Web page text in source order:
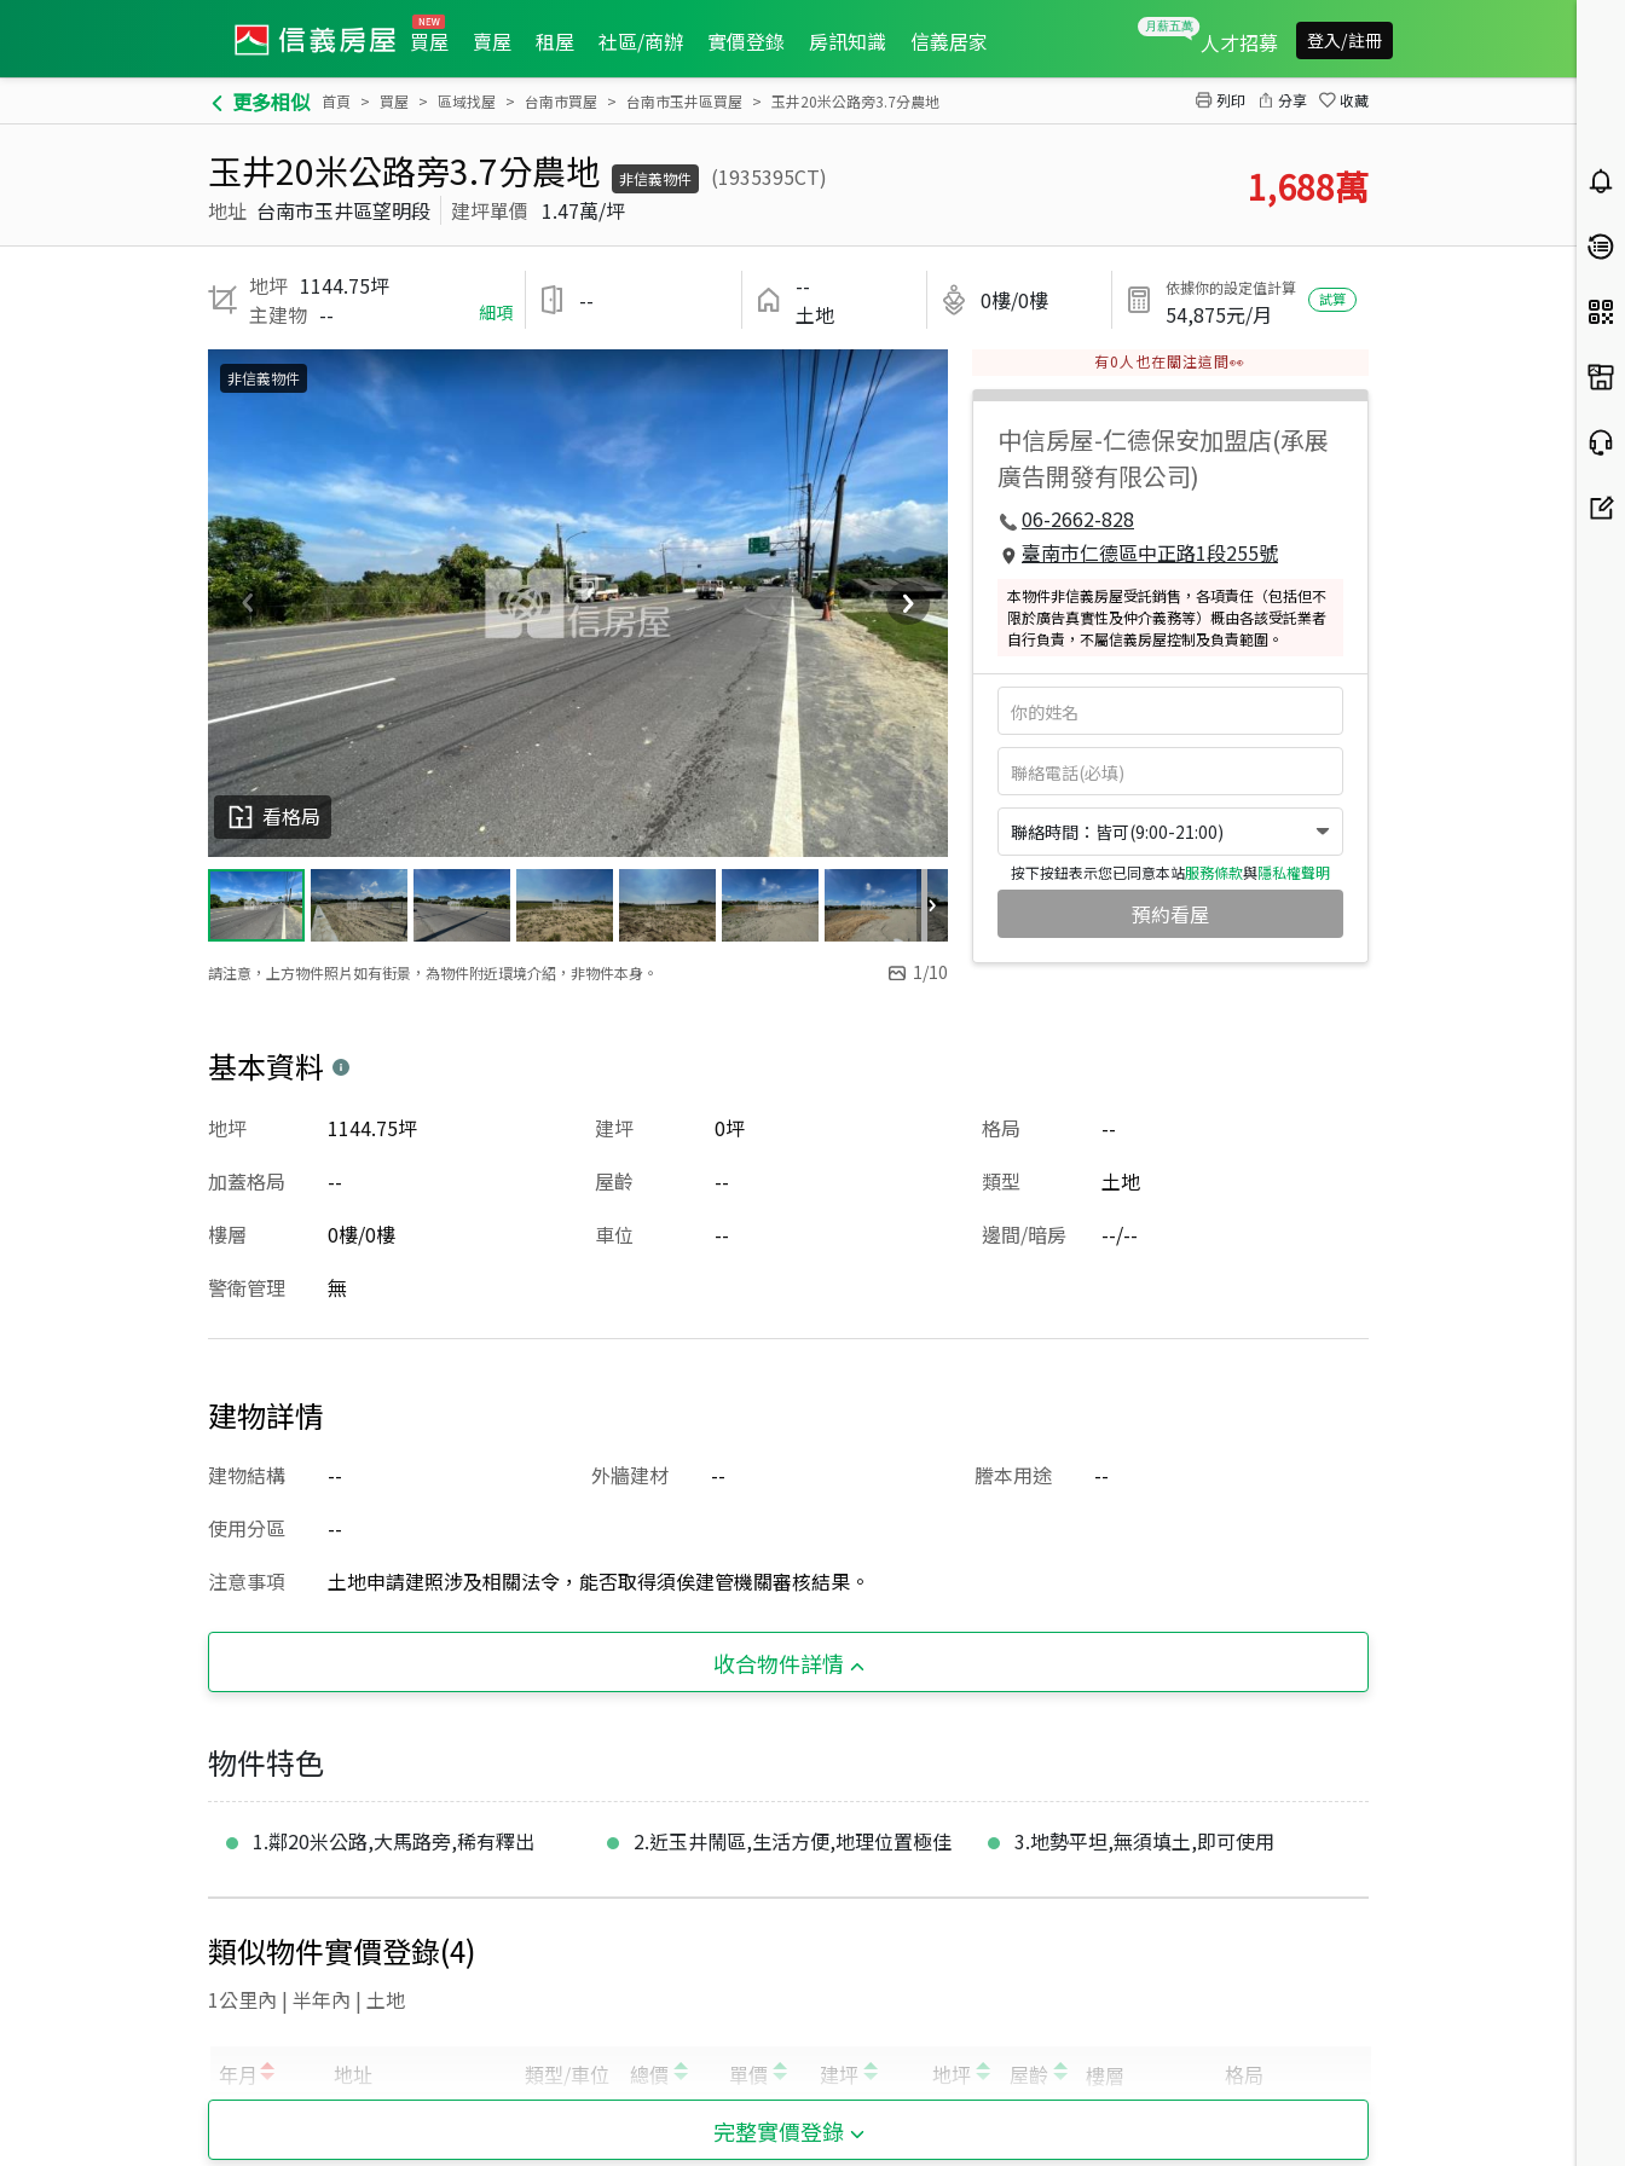
買屋 賣屋 租屋 社區/商辦 實價登錄 房訊知識 信義居家 人才招募 登入/註冊
更多相似 首頁 買屋 區域找屋 台南市買屋 台南市玉井區買屋 玉井20米公路旁3.7分農地 列印 分享 收藏
玉井20米公路旁3.7分農地 非信義物件
(1935395CT)
地址 台南市玉井區望明段 建坪單價 1.47萬/坪 1,688萬
地坪 1144.75坪
主建物 -- 細項 --
--
土地
0樓/0樓 依據你的設定值計算
54,875元/月
試算
請注意，上方物件照片如有街景，為物件附近環境介紹，非物件本身。 1/10
看格局
非信義物件
有0 人也在關注這間👀
中信房屋-仁德保安加盟店(承展
廣告開發有限公司)
06-2662-828
臺南市仁德區中正路1段255號
本物件非信義房屋受託銷售，各項責任（包括但不
限於廣告真實性及仲介義務等）概由各該受託業者
自行負責，不屬信義房屋控制及負責範圍。
聯絡時間：皆可(9:00-21:00)
按下按鈕表示您已同意本站服務條款與隱私權聲明
預約看屋
基本資料
建坪 0坪
地坪 1144.75坪 格局
--
加蓋格局
-- 屋齡 -- 類型
土地
樓層
0樓/0樓 車位 -- 邊間/暗房
--/--
警衛管理
無
建物詳情
建物結構 -- 外牆建材 -- 謄本用途
--
使用分區
--
注意事項
土地申請建照涉及相關法令，能否取得須俟建管機關審核結果。
收合物件詳情
物件特色
1.鄰20米公路,大馬路旁,稀有釋出 2.近玉井鬧區,生活方便,地理位置極佳 3.地勢平坦,無須填土,即可使用
類似物件實價登錄(4)
1公里內 | 半年內 | 土地
完整實價登錄